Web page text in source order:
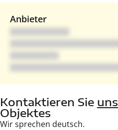
Anbieter
Kontaktieren Sie uns
Objektes
Wir sprechen deutsch.